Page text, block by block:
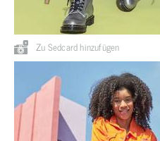
Zu Sedcard hinzufügen